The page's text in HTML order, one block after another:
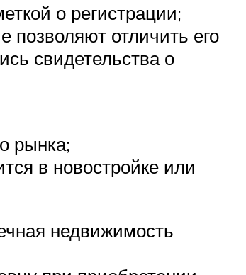
о регистрации;
отличить его
свидетельства о
рынка;
в новостройке или
недвижимость